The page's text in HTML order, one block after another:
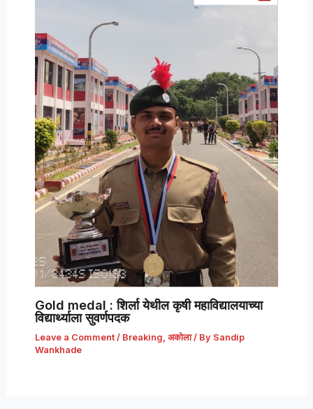
Gold medal : शिर्ला येथील कृषी महाविद्यालयाच्या
विद्यार्थ्याला सुवर्णपदक
Leave a Comment / Breaking अकोला/ By Sandip
Wankhade